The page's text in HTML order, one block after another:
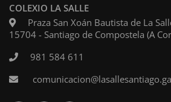
COLEXIO LA SALLE
Praza San Xoán Bautista de La
15704 - Santiago de Compostela (A
981 584 611